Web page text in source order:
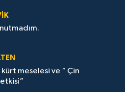
kürt meselesi ve “ Çin